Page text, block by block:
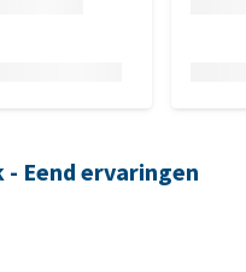
Eend ervaringen